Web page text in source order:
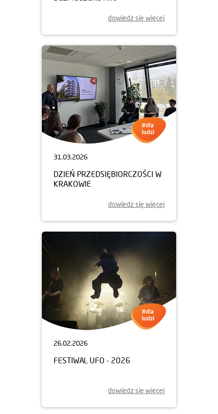
dowiedz się więcej
31.03.2026
DZIEŃ PRZEDSIĘBIORCZOŚCI W
KRAKOWIE
dowiedz się więcej
26.02.2026
FESTIWAL UFO - 2026
dowiedz się więcej